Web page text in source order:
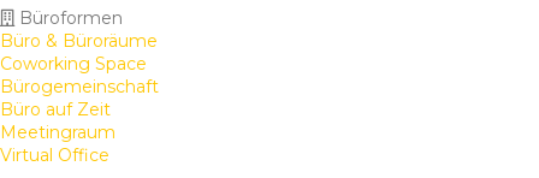
Büroformen
Büro & Büroräume
Coworking Space
Bürogemeinschaft
Büro auf Zeit
Meetingraum
Virtual Office